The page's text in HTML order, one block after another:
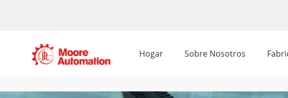
Hogar Sobre Nosotros